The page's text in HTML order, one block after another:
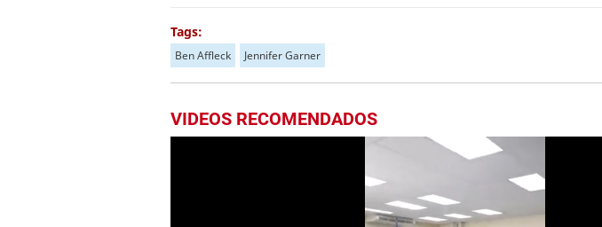
Tags:
Ben Affleck Jennifer Garner
VIDEOS RECOMENDADOS